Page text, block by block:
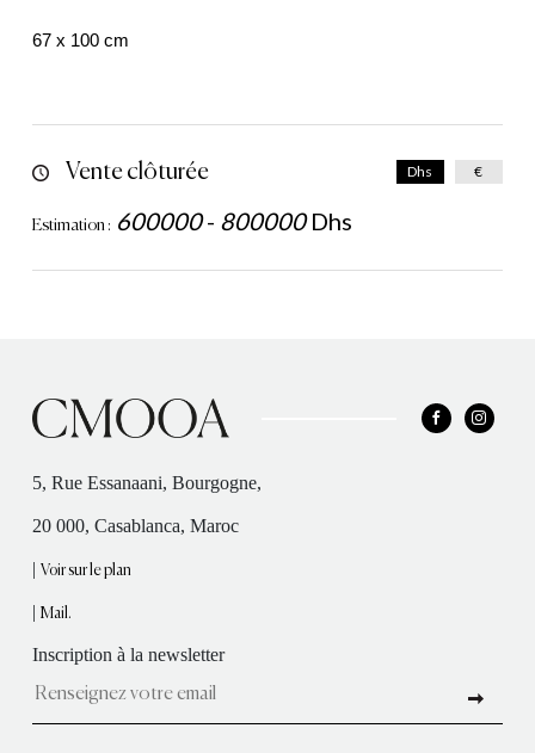
67 x 100 cm
Vente clôturée
Estimation : 600000- 800000 Dhs
Dhs €
5, Rue Essanaani, Bourgogne,
20 000, Casablanca, Maroc
|Voir sur le plan
|Mail.
Inscription à la newsletter